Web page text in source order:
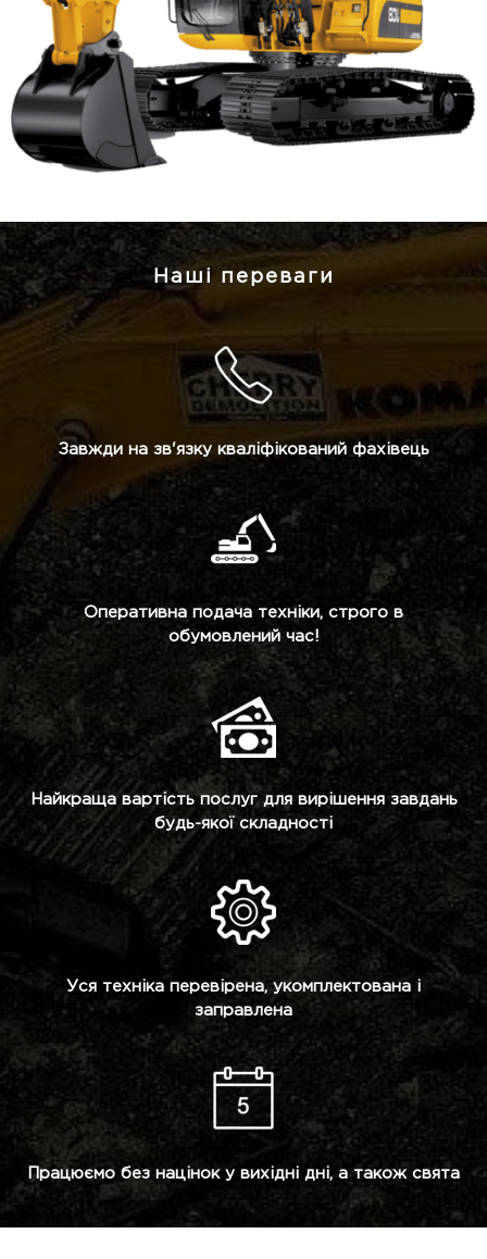
Наші переваги
Завжди на зв'язку кваліфікований фахівець
Оперативна подача техніки, строго в
обумовлений час!
Найкраща вартість послуг для вирішення завдань
будь-якої складності
Уся техніка перевірена, укомплектована і
заправлена
Працюємо без націнок у вихідні дні, а також свята